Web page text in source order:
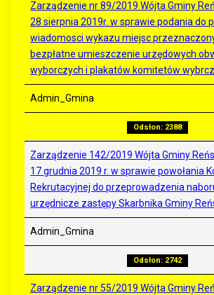
Zarządzenie nr 89/2019 Wójta Gminy
28 sierpnia 2019r. w sprawie podania do
wiadomosci wykazu miejsc
bezpłatne umieszczenie urzędowych
wyborczych i plakatów komitetów
Admin_Gmina
Odsłon: 2388
Zarządzenie 142/2019 Wójta Gminy
17 grudnia 2019 r. w sprawie powołania
Rekrutacyjnej do przeprowadzenia
urzędnicze zastępy Skarbnika Gminy
Admin_Gmina
Odsłon: 2742
Zarządzenie nr 55/2019 Wójta Gminy